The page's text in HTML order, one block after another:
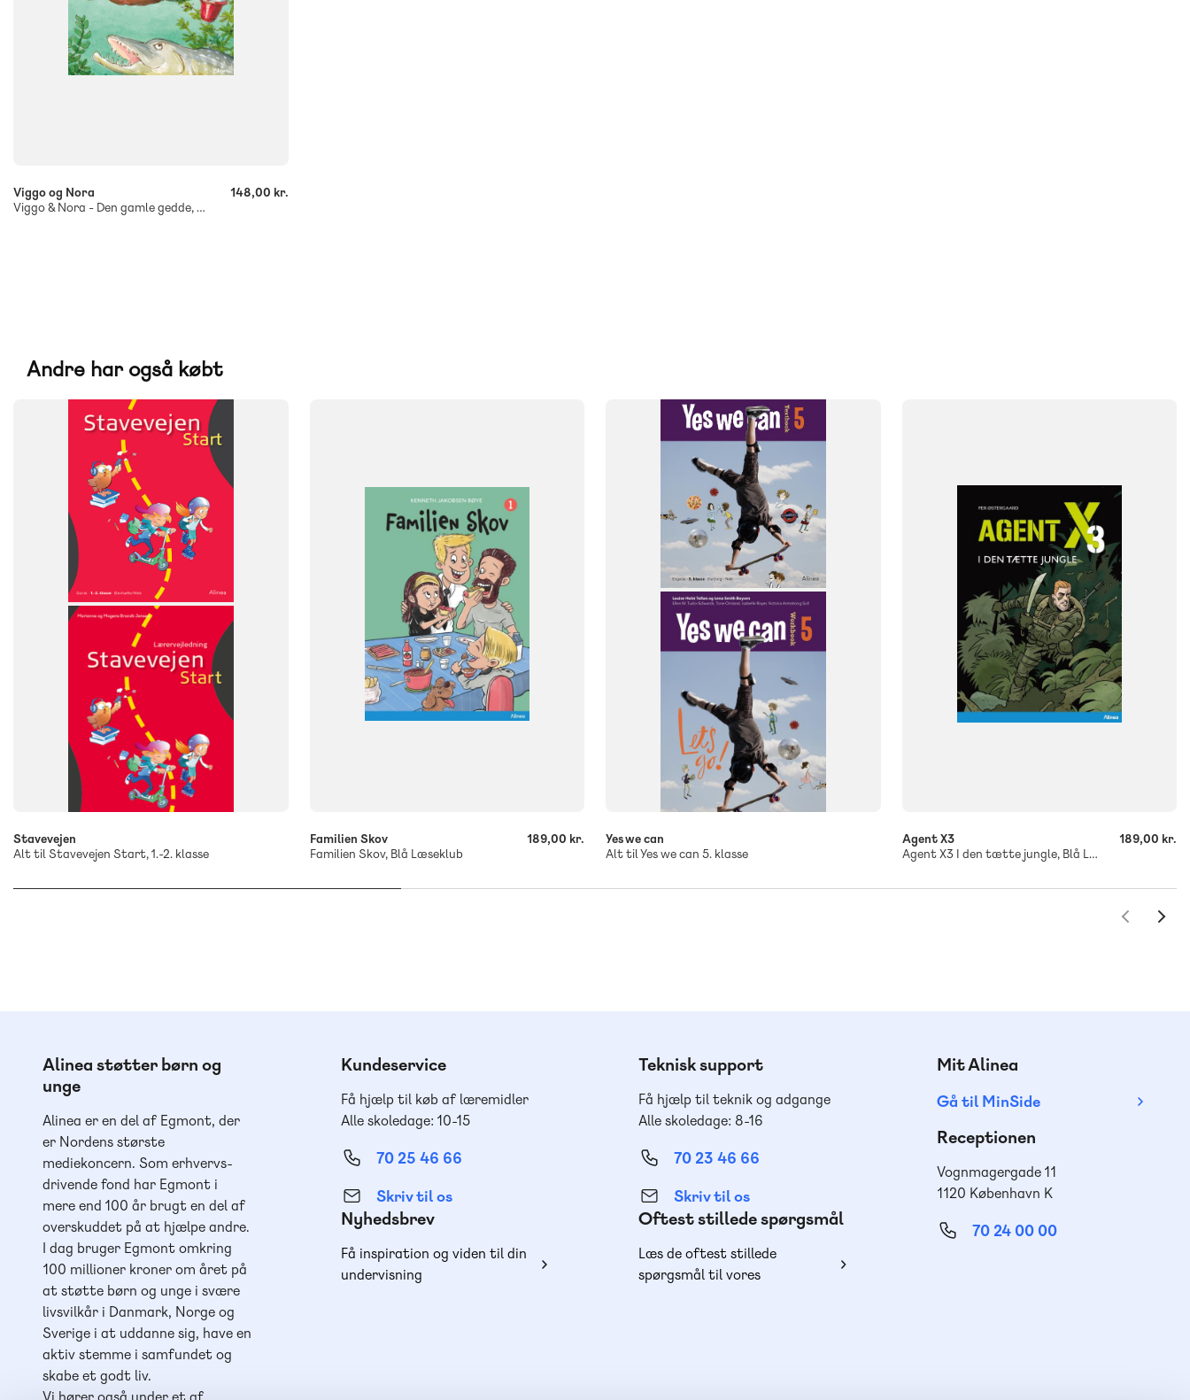
Viggo og Nora
Viggo & Nora - Den gamle gedde, Grøn Læseklub
148,00 kr.
Andre har også købt
2. klasse
Stavevejen
Alt til Stavevejen Start, 1.-2. klasse
0. klasse 1. klasse 2. klasse 3. klasse
Flergangsbog
9788723550224
Familien Skov
Familien Skov, Blå Læseklub
189,00 kr.
Yes we can
NIVEAU
Yes we can
Alt til Yes we can 5. klasse
0. klasse 1. klasse 2. klasse 3. klasse
5. klasse
9788723558947
Agent X3
Agent X3 I den tætte jungle, Blå Læseklub
189,00 kr.
Alinea støtter børn og
unge
Alinea er en del af Egmont, der
er Nordens største
mediekoncern. Som erhvervs-
drivende fond har Egmont i
mere end 100 år brugt en del af
overskuddet på at hjælpe andre.
I dag bruger Egmont omkring
100 millioner kroner om året på
at støtte børn og unge i svære
livsvilkår i Danmark, Norge og
Sverige i at uddanne sig, have en
aktiv stemme i samfundet og
skabe et godt liv.
Kundeservice
Få hjælp til køb af læremidler
Alle skoledage: 10-15
70 25 46 66
Skriv til os
Nyhedsbrev
Få inspiration og viden til din
undervisning
Teknisk support
Få hjælp til teknik og adgange
Alle skoledage: 8-16
70 23 46 66
Skriv til os
Oftest stillede spørgsmål
Læs de oftest stillede
spørgsmål til vores
Mit Alinea
Gå til MinSide
Receptionen
Vognmagergade 11
1120 København K
70 24 00 00